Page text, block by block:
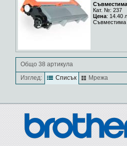
Съвместима
Кат. №: 237
Цена: 14.40
Съвместима
Общо 38 артикула
Изглед:
Списък Мрежа